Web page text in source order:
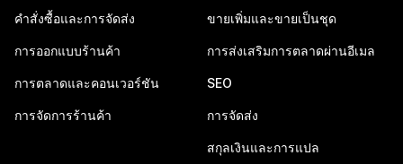
คำสั่งซื้อและการจัดส่ง
การออกแบบร้านค้า
การตลาดและคอนเวอร์ชัน
การจัดการร้านค้า
ขายเพิ่มและขายเป็นชุด
การส่งเสริมการตลาดผ่านอีเมล
SEO
การจัดส่ง
สกุลเงินและการแปล